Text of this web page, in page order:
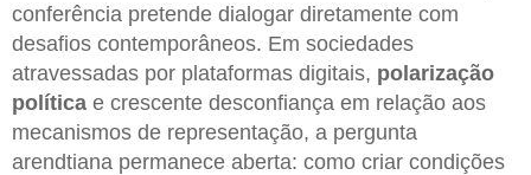
conferência pretende dialogar diretamente com
desafios contemporâneos. Em sociedades
atravessadas por plataformas digitais, polarização
política e crescente desconfiança em relação aos
mecanismos de representação, a pergunta
arendtiana permanece aberta: como criar condições